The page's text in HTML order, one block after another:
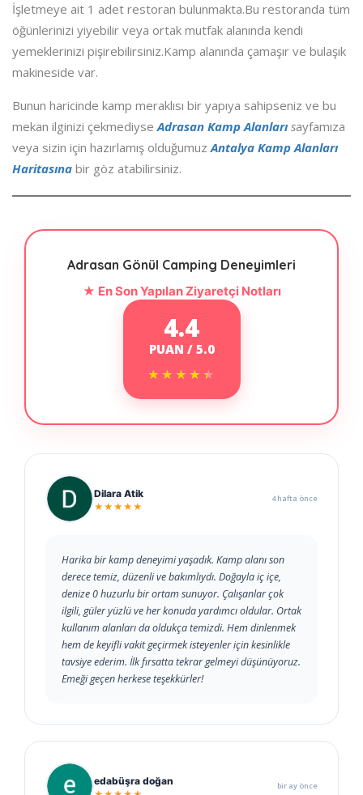
İşletmeye ait 1 adet restoran bulunmakta.Bu restoranda tüm
öğünlerinizi yiyebilir veya ortak mutfak alanında kendi
yemeklerinizi pişirebilirsiniz.Kamp alanında çamaşır ve bulaşık
makineside var.
Bunun haricinde kamp meraklısı bir yapıya sahipseniz ve bu
mekan ilginizi çekmediyseAdrasan Kamp Alanları sayfamıza
veya sizin için hazırlamış olduğumuzAntalya Kamp Alanları
Haritasına bir göz atabilirsiniz.
Adrasan Gönül Camping Deneyimleri
★ En Son Yapılan Ziyaretçi Notları
4.4
PUAN / 5.0
★★★★★
★★★★★
Dilara Atik
★★★★★
4 hafta önce
Harika bir kamp deneyimi yaşadık. Kamp alanı son
derece temiz, düzenli ve bakımlıydı. Doğayla iç içe,
denize 0 huzurlu bir ortam sunuyor. Çalışanlar çok
ilgili, güler yüzlü ve her konuda yardımcı oldular. Ortak
kullanım alanları da oldukça temizdi. Hem dinlenmek
hem de keyifli vakit geçirmek isteyenler için kesinlikle
tavsiye ederim. İlk fırsatta tekrar gelmeyi düşünüyoruz.
Emeği geçen herkese teşekkürler!
edabüşra doğan bir ay önce